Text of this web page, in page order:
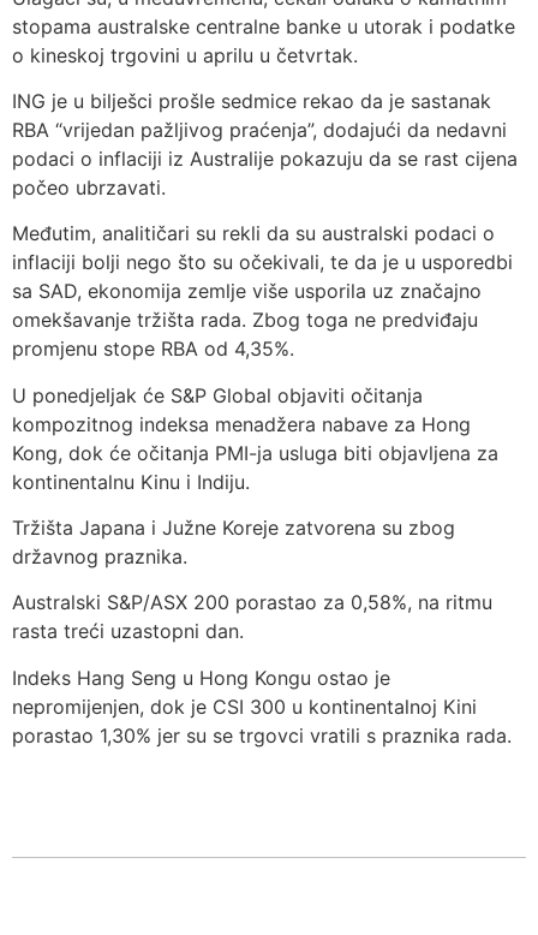
stopama australske centralne banke u utorak i podatke
o kineskoj trgovini u aprilu u četvrtak.
ING je u bilješci prošle sedmice rekao da je sastanak
RBA “vrijedan pažljivog praćenja”, dodajući da nedavni
podaci o inflaciji iz Australije pokazuju da se rast cijena
počeo ubrzavati.
Međutim, analitičari su rekli da su australski podaci o
inflaciji bolji nego što su očekivali, te da je u usporedbi
sa SAD, ekonomija zemlje više usporila uz značajno
omekšavanje tržišta rada. Zbog toga ne predviđaju
promjenu stope RBA od 4,35%.
U ponedjeljak će S&P Global objaviti očitanja
kompozitnog indeksa menadžera nabave za Hong
Kong, dok će očitanja PMI-ja usluga biti objavljena za
kontinentalnu Kinu i Indiju.
Tržišta Japana i Južne Koreje zatvorena su zbog
državnog praznika.
Australski S&P/ASX 200 porastao za 0,58%, na ritmu
rasta treći uzastopni dan.
Indeks Hang Seng u Hong Kongu ostao je
nepromijenjen, dok je CSI 300 u kontinentalnoj Kini
porastao 1,30% jer su se trgovci vratili s praznika rada.